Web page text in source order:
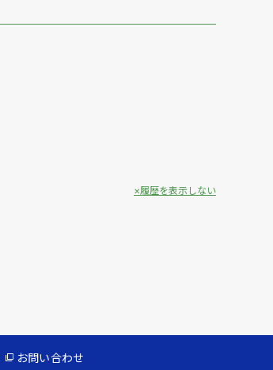
履歴を表示しない
お問い合わせ